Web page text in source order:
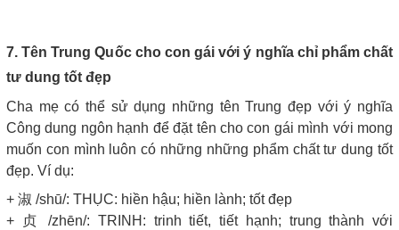
7. Tên Trung Quốc cho con gái với ý nghĩa chỉ phẩm chất
tư dung tốt đẹp
Cha mẹ có thể sử dụng những tên Trung đẹp với ý nghĩa
Công dung ngôn hạnh để đặt tên cho con gái mình với mong
muốn con mình luôn có những những phẩm chất tư dung tốt
đẹp. Ví dụ:
+ 淑 /shū/: THỤC: hiền hậu; hiền lành; tốt đẹp
+ 贞 /zhēn/: TRINH: trinh tiết, tiết hạnh; trung thành với